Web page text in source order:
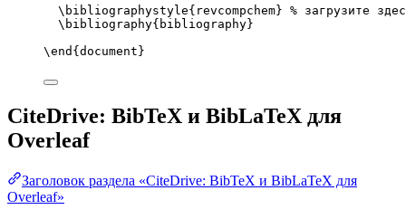
\bibliographystyle{revcompchem} % загрузите
\bibliography{bibliography}
\end { document }
CiteDrive: BibTeX и BibLaTeX для
Overleaf
Заголовок раздела «CiteDrive: BibTeX и BibLaTeX для
Overleaf»